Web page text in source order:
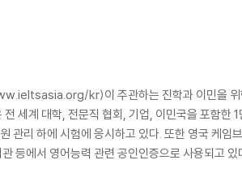
kr)이 주관하는 진학과 이민을 위
세계 대학, 전문직 협회, 기업, 이민국을 포함한
리 하에 시험에 응시하고 있다. 또한 영국 케임
등에서 영어능력 관련 공인인증으로 사용되고 있